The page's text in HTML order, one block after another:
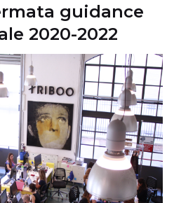
guidance
2020-2022